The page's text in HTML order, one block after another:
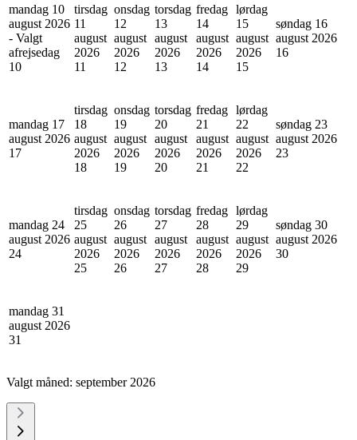
mandag 10
august 2026
- Valgt
afrejsedag
10
tirsdag
11
august
2026
11
onsdag
12
august
2026
12
torsdag
13
august
2026
13
fredag
14
august
2026
14
lørdag
15
august
2026
15
søndag 16
august 2026
16
mandag 17
august 2026
17
tirsdag
18
august
2026
18
onsdag
19
august
2026
19
torsdag
20
august
2026
20
fredag
21
august
2026
21
lørdag
22
august
2026
22
søndag 23
august 2026
23
mandag 24
august 2026
24
tirsdag
25
august
2026
25
onsdag
26
august
2026
26
torsdag
27
august
2026
27
fredag
28
august
2026
28
lørdag
29
august
2026
29
søndag 30
august 2026
30
mandag 31
august 2026
31
Valgt måned: september 2026